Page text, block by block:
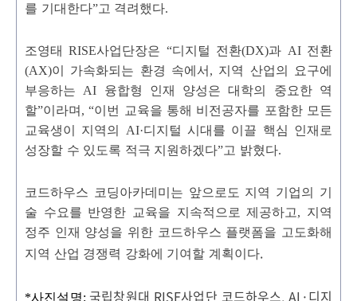
를 기대한다”고 격려했다.
조영태RISE사업단장은 “디지털 전환(DX)과 AI 전환
(AX)이 가속화되는 환경 속에서 , 지역 산업의 요구에
부응하는 AI 융합형 인재 양성은 대학의 중요한 역
할”이라며 , “이번 교육을 통해 비전공자를 포함한 모든
교육생이 지역의 AI·디지털 시대를 이끌 핵심 인재로
성장할 수 있도록 적극 지원하겠다”고 밝혔다.
코드하우스 코딩아카데미는 앞으로도 지역 기업의 기
술 수요를 반영한 교육을 지속적으로 제공하고, 지역
정주 인재 양성을 위한 코드하우스 플랫폼을 고도화해
지역 산업 경쟁력 강화에 기여할 계획이다.
*사진설명: 국립창원대 RISE사업단 코드하우스, AI·디지